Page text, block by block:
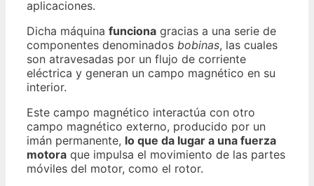
aplicaciones.
Dicha máquina funciona gracias a una serie de
componentes denominados bobinas, las cuales
son atravesadas por un flujo de corriente
eléctrica y generan un campo magnético en su
interior.
Este campo magnético interactúa con otro
campo magnético externo, producido por un
imán permanente, lo que da lugar a una fuerza
motora que impulsa el movimiento de las partes
móviles del motor, como el rotor.